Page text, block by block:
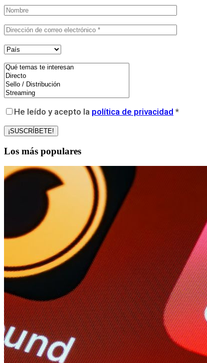
He leído y acepto la política de privacidad *
Los más populares